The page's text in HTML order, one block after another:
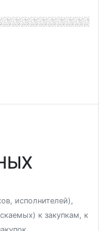
исполнителей),
к закупкам, к